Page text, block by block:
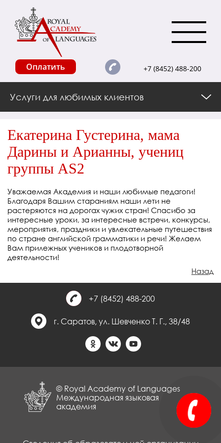
Оплатить +7 (8452) 488-200
Услуги для любимых клиентов
Екатерина Густерина, мама
Дарины и Арианны, учениц
группы AS2
Уважаемая Академия и наши любимые педагоги!
Благодаря Вашим стараниям наши лети не
растеряются на дорогах чужих стран! Спасибо за
интересные уроки, за интересные встречи, конкурсы,
мероприятия, праздники и увлекательные путешествия
по стране английской грамматики и речи! Желаем
Вам прилежных учеников и плодотворной
деятельности!
Назад
+7 (8452) 488-200
г. Саратов, ул. Шевченко Т. Г., 38/48
© Royal Academy of Languages
Международная языковая
академия